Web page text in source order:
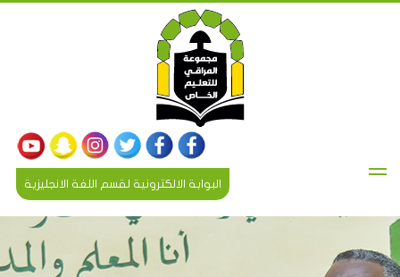
البوابة الالكترونية لقسم اللغة الانجليزية